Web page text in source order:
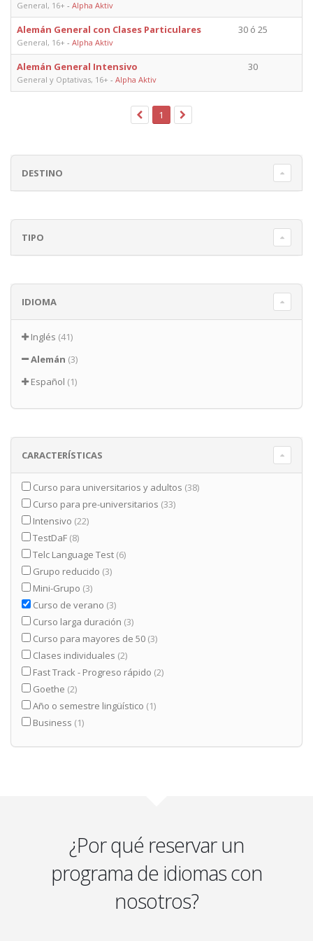
General, 16+ - Alpha Aktiv
Alemán General con Clases Particulares
General, 16+ - Alpha Aktiv
30 ó 25
Alemán General Intensivo
General y Optativas, 16+ - Alpha Aktiv
30
1
DESTINO
TIPO
IDIOMA
Inglés (41)
Alemán (3)
Español (1)
CARACTERÍSTICAS
Curso para universitarios y adultos (38)
Curso para pre-universitarios (33)
Intensivo (22)
TestDaF (8)
Telc Language Test (6)
Grupo reducido (3)
Mini-Grupo (3)
Curso de verano (3)
Curso larga duración (3)
Curso para mayores de 50 (3)
Clases individuales (2)
Fast Track - Progreso rápido (2)
Goethe (2)
Año o semestre lingüístico (1)
Business (1)
¿Por qué reservar un
programa de idiomas con
nosotros?